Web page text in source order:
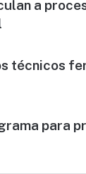
a
técnicos
para